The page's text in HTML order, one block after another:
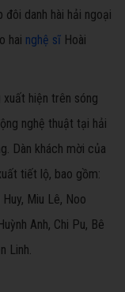
danh hài hải ngoại
hai nghệ sĩ Hoài
hiện trên sóng
nghệ thuật tại hải
Dàn khách mời của
tiết lộ, bao gồm:
Miu Lê, Noo
Anh, Chi Pu, Bê
Linh.